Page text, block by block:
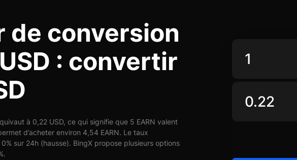
de conversion
: convertir
à 0,22 USD, ce qui signifie que 5 EARN valent
d’acheter environ 4,54 EARN. Le taux
sur 24h (hausse). BingX propose plusieurs options